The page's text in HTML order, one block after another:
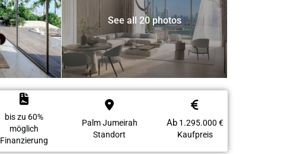
See all 20 photos
bis zu 60%
möglich
Finanzierung
Palm Jumeirah
Standort
Ab1.295.000 €
Kaufpreis